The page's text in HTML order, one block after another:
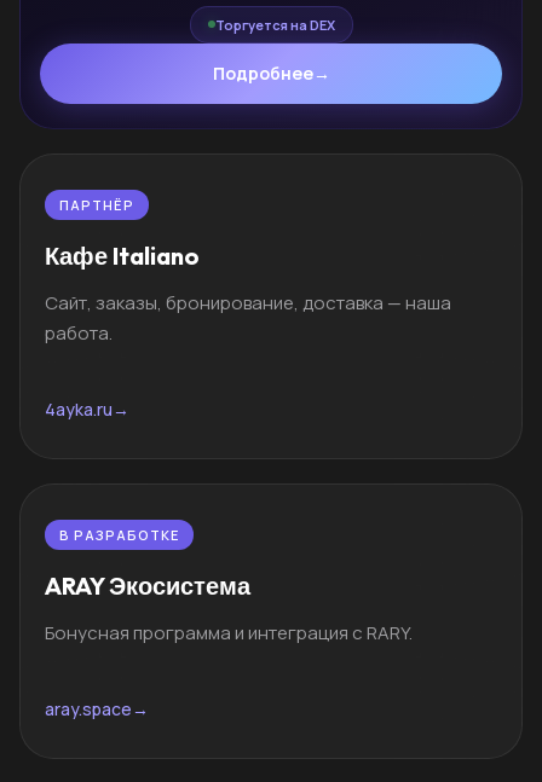
Торгуется на DEX
Подробнее→
ПАРТНЁР
Кафе Italiano
Сайт, заказы, бронирование, доставка — наша
работа.
4ayka.ru→
В РАЗРАБОТКЕ
ARAY Экосистема
Бонусная программа и интеграция с RARY.
aray.space→